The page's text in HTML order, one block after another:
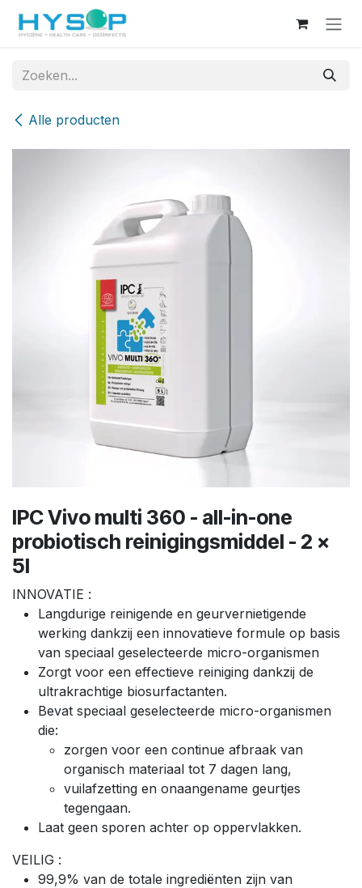
Overslaan naar inhoud
Alle producten
IPC Vivo multi 360 - all-in-one
probiotisch reinigingsmiddel - 2 x
5l
INNOVATIE :
Langdurige reinigende en geurvernietigende
werking dankzij een innovatieve formule op basis
van speciaal geselecteerde micro-organismen
Zorgt voor een effectieve reiniging dankzij de
ultrakrachtige biosurfactanten.
Bevat speciaal geselecteerde micro-organismen
die:
zorgen voor een continue afbraak van
organisch materiaal tot 7 dagen lang,
vuilafzetting en onaangename geurtjes
tegengaan.
Laat geen sporen achter op oppervlakken.
VEILIG :
99,9% van de totale ingrediënten zijn van